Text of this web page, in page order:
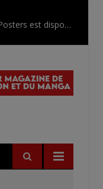
L’AnimeLand Hors-Série – Spécial Posters est disponible !